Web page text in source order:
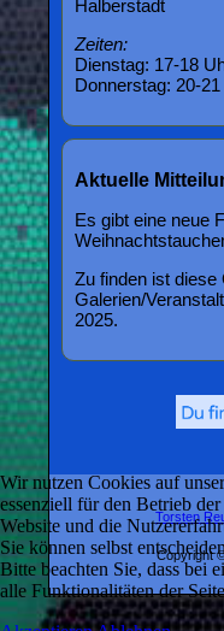
Halberstadt
Zeiten:
Dienstag: 17-18
Donnerstag: 20-
Aktuelle
Es gibt eine neue
Zu finden ist diese
Galerien/
2025.
Torsten
Copyright
Wir nutzen Cookies auf
essenziell für den Betrieb
Website und die
Sie können selbst
Bitte beachten Sie, dass bei
alle Funktionalitäten der